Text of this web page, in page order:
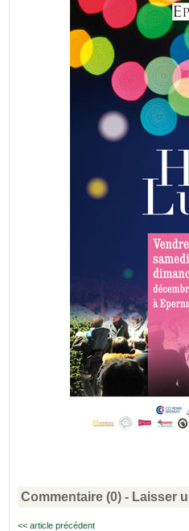
Commentaire (0) - Laisser
<< article précédent